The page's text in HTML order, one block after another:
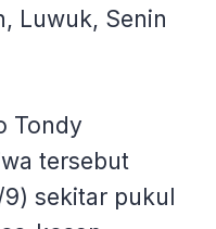
Luwuk, Senin
Tondy
tersebut
sekitar pukul